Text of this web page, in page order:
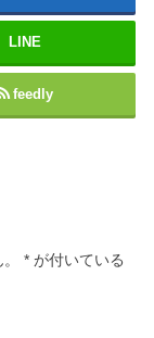
LINE
feedly
* が付いている